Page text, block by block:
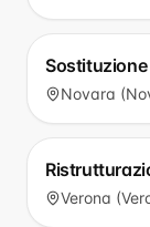
Novara
Verona